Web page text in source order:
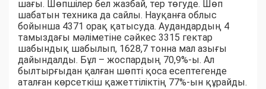
шағы. Шөпшілер бел жазбай, тер төгуде. Шөп
шабатын техника да сайлы. Науқанға облыс
бойынша 4371 орақ қатысуда. Аудандардың 4
тамыздағы мәліметіне сәйкес 3315 гектар
шабындық шабылып, 1628,7 тонна мал азығы
дайындалды. Бұл – жоспардың 70,9%-ы. Ал
былтырғыдан қалған шөпті қоса есептегенде
аталған көрсеткіш қажеттіліктің 77%-ын құрайды.